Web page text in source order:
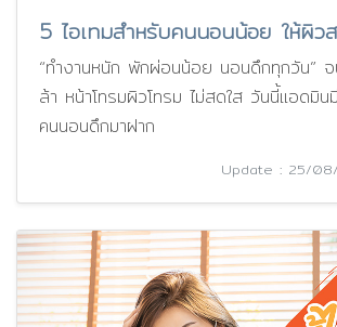
5 ไอเทมสำหรับคนนอนน้อย ให้ผิ
“ทำงานหนัก พักผ่อนน้อย นอนดึกทุกวัน” จ
ล้า หน้าโทรมผิวโทรม ไม่สดใส วันนี้แอดมิน
คนนอนดึกมาฝาก
Update : 25/